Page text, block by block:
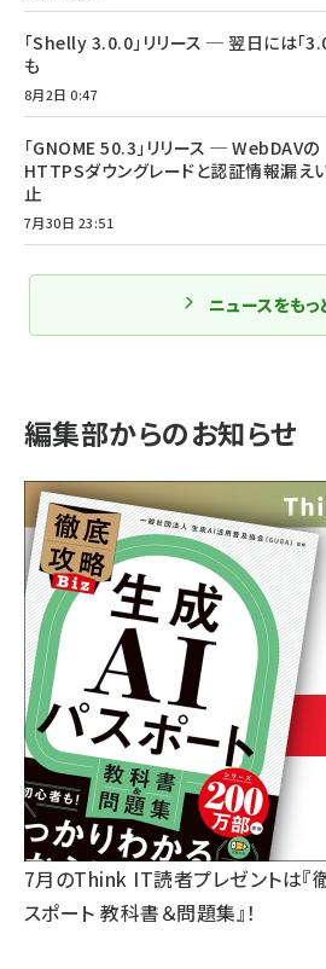
「Shelly 3.0.0」リリース ─ 翌日には「
も
8月2日 0:47
「GNOME 50.3」リリース ─ WebDAVの
HTTPSダウングレードと認証情報漏え
止
7月30日 23:51
ニュースをもっ
編集部からのお知らせ
7月のThink IT読者プレゼントは
スポート 教科書＆問題集』！